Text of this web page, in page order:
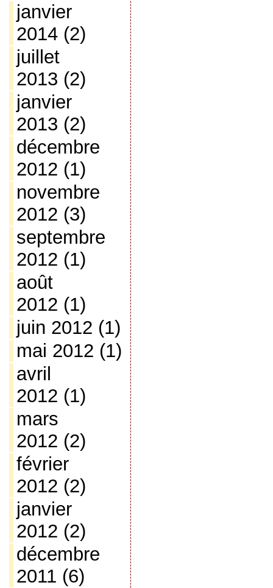
janvier
2014(2)
juillet
2013 (2)
janvier
2013 (2)
décembre
2012 (1)
novembre
2012 (3)
septembre
2012 (1)
août
2012 (1)
juin 2012 (1)
mai 2012 (1)
avril
2012 (1)
mars
2012 (2)
février
2012 (2)
janvier
2012 (2)
décembre
2011 (6)